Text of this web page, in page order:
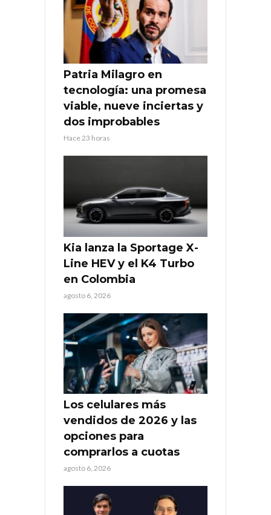
Patria Milagro en
tecnología: una promesa
viable, nueve inciertas y
dos improbables
Hace 23 horas
Kia lanza la Sportage X-
Line HEV y el K4 Turbo
en Colombia
agosto 6, 2026
Los celulares más
vendidos de 2026 y las
opciones para
comprarlos a cuotas
agosto 6, 2026